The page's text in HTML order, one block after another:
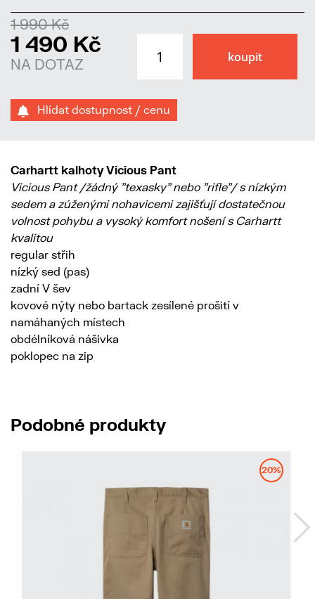
1 990 Kč
1 490 Kč
NA DOTAZ
Hlídat dostupnost / cenu
Carhartt kalhoty Vicious Pant
Vicious Pant /žádný "texasky" nebo "rifle"/ s nízkým
sedem a zúženými nohavicemi zajišťují dostatečnou
volnost pohybu a vysoký komfort nošení s Carhartt
kvalitou
regular střih
nízký sed (pas)
zadní V šev
kovové nýty nebo bartack zesílené prošití v
namáhaných místech
obdélníková nášivka
poklopec na zip
Podobné produkty
20%